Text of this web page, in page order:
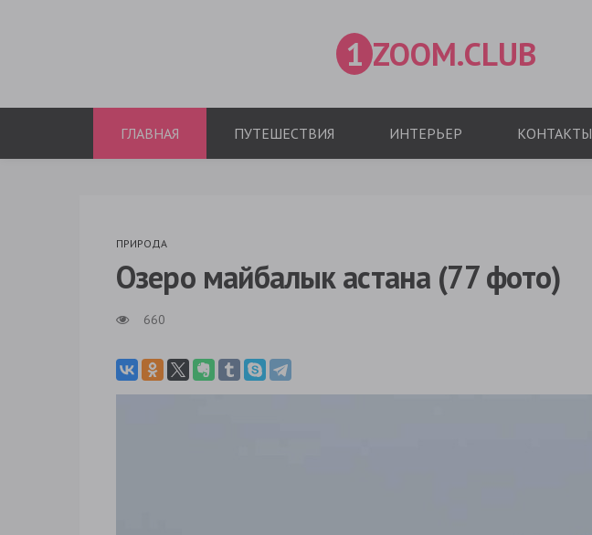
1 ZOOM.CLUB
ГЛАВНАЯ ПУТЕШЕСТВИЯ ИНТЕРЬЕР КОНТАКТЫ
ПРИРОДА
Озеро майбалык астана (77 фото)
660